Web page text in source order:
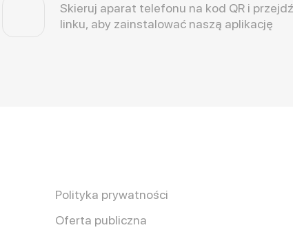
Skieruj aparat telefonu na kod QR i
linku, aby zainstalować naszą aplikację
Polityka prywatności
Oferta publiczna